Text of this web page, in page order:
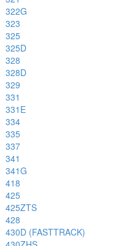
322G
323
325
325D
328
328D
329
331
331E
334
335
337
341
341G
418
425
425ZTS
428
430D (FASTTRACK)